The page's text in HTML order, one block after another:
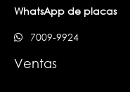
WhatsApp de placas
7009-9924
Ventas